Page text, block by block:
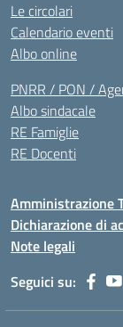
Le circolari
Calendario eventi
Albo online
PNRR / PON /
Albo sindacale
RE Famiglie
RE Docenti
Amministrazione
Dichiarazione di
Note legali
Seguici su: